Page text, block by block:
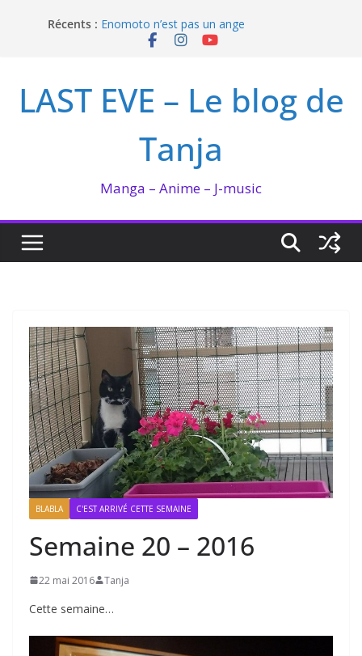
Récents : Enomoto n’est pas un ange
QUEEN BEE enflamme le Bataclan
I’m not in love de Zeniko Sumiya
LAST EVE – Le blog de
Tanja
Manga – Anime – J-music
BLABLA C'EST ARRIVÉ CETTE SEMAINE
Semaine 20 – 2016
22 mai 2016 Tanja
Cette semaine…